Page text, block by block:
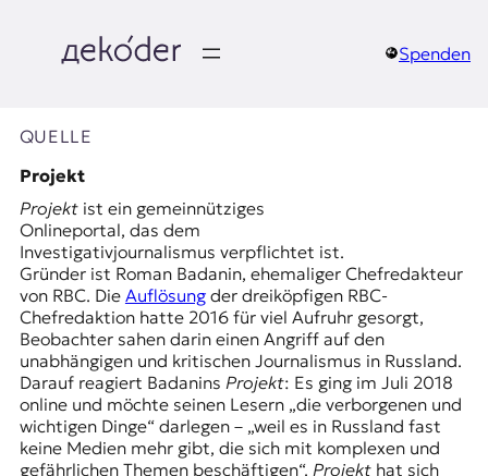
springen
e
k
o
d
e
r
|
D
Spenden
QUELLE
Projekt
Projekt ist ein gemeinnütziges
Onlineportal, das dem
Investigativjournalismus verpflichtet ist.
Gründer ist Roman Badanin, ehemaliger Chefredakteur
von RBC. Die Auflösungder dreiköpfigen RBC-
Chefredaktion hatte 2016 für viel Aufruhr gesorgt,
Beobachter sahen darin einen Angriff auf den
unabhängigen und kritischen Journalismus in Russland.
Darauf reagiert Badanins Projekt: Es ging im Juli 2018
online und möchte seinen Lesern „die verborgenen und
wichtigen Dinge“ darlegen – „weil es in Russland fast
keine Medien mehr gibt, die sich mit komplexen und
gefährlichen Themen beschäftigen“. Projekt hat sich